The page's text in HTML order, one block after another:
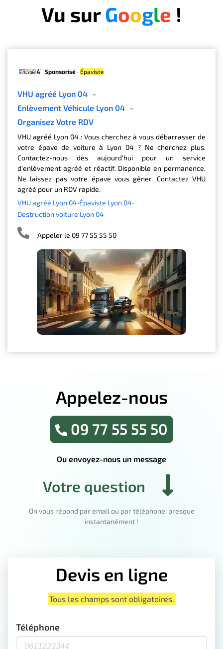
Vu surGoogle !
Sponsorisé · Épaviste
VHU agréé Lyon 04 -
Enlèvement Véhicule Lyon 04 -
Organisez Votre RDV
VHU agréé Lyon 04 : Vous cherchez à vous débarrasser de
votre épave de voiture à Lyon 04 ? Ne cherchez plus.
Contactez-nous dès aujourd’hui pour un service
d’enlèvement agréé et réactif. Disponible en permanence.
Ne laissez pas votre épave vous gêner. Contactez VHU
agréé pour un RDV rapide.
VHU agréé Lyon 04
Épaviste Lyon 04
Destruction voiture Lyon 04
Appeler le 09 77 55 55 50
Appelez-nous
09 77 55 55 50
Ou envoyez-nous un message
Votre question
On vous répond par email ou par téléphone, presque
instantanément !
Devis en ligne
Tous les champs sont obligatoires.
Téléphone